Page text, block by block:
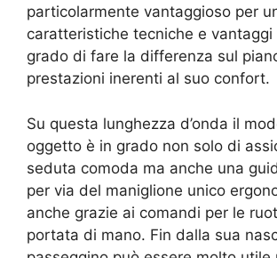
particolarmente vantaggioso per
caratteristiche tecniche e vantaggi
grado di fare la differenza sul
prestazioni inerenti al suo confort.
Su questa lunghezza d’onda il
oggetto è in grado non solo di
seduta comoda ma anche una
per via del maniglione unico
anche grazie ai comandi per le
portata di mano. Fin dalla sua